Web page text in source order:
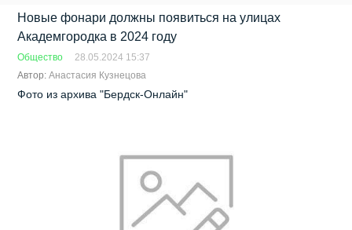
Новые фонари должны появиться на улицах
Академгородка в 2024 году
Общество
28.05.2024 15:37
Автор:Анастасия Кузнецова
Фото из архива "Бердск-Онлайн"